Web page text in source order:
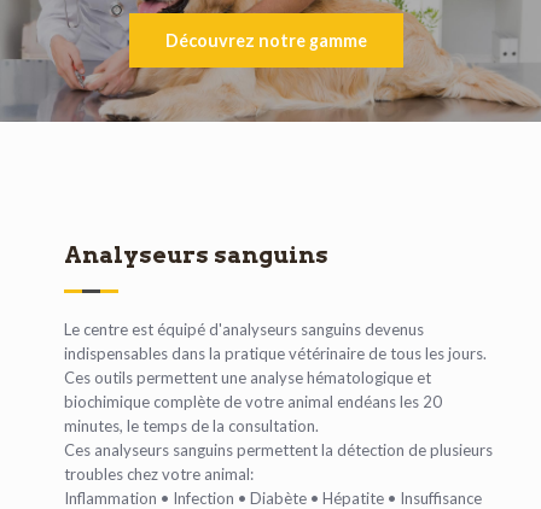
Découvrez notre gamme
Analyseurs sanguins
Le centre est équipé d'analyseurs sanguins devenus
indispensables dans la pratique vétérinaire de tous les jours.
Ces outils permettent une analyse hématologique et
biochimique complète de votre animal endéans les 20
minutes, le temps de la consultation.
Ces analyseurs sanguins permettent la détection de plusieurs
troubles chez votre animal:
Inflammation • Infection • Diabète • Hépatite • Insuffisance